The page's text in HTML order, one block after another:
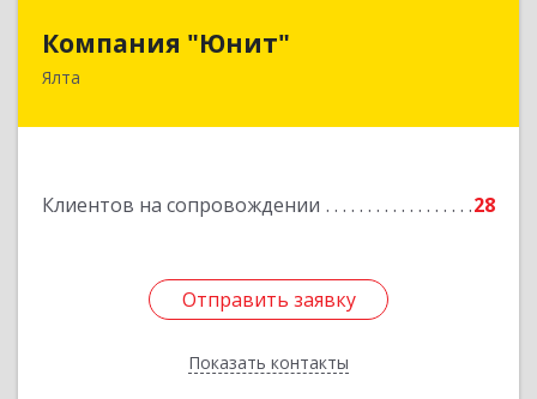
Компания "Юнит"
Ялта
Клиентов на сопровождении 28
Отправить заявку
Показать контакты
298600, Крым Респ, Ялта г, Васильева ул, дом №
Отправить заявку
Назад